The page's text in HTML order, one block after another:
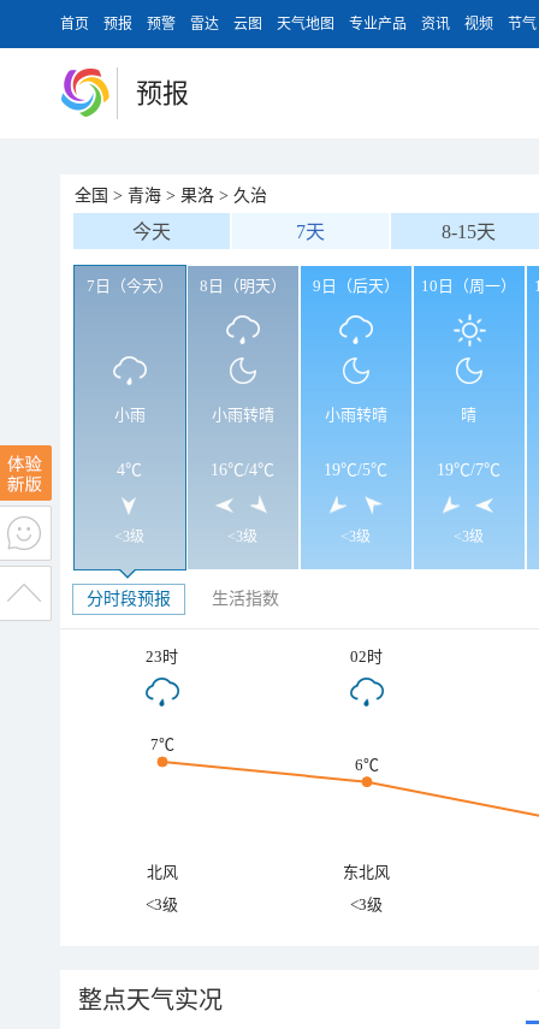
首页 预报 预警 雷达 云图 天气地图 专业产品 资讯 视频 节气
预报
全国 > 青海 > 果洛 > 久治
今天 7天 8-15天
7日（今天）
小雨
4℃
<3级
8日（明天）
小雨转晴
16℃/4℃
<3级
9日（后天）
小雨转晴
19℃/5℃
<3级
10日（周一）
晴
19℃/7℃
<3级
分时段预报 生活指数
23时 02时
7℃
6℃
北风
东北风
<3级
<3级
整点天气实况